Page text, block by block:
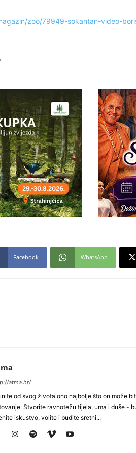
zoo/79949-sokantan-video-
Facebook WhatsApp
atma.hr/
od svog života ono najbolje što on može
Stvorite ravnotežu tijela, uma i duše -
iskustvo, volite i budite sretni...